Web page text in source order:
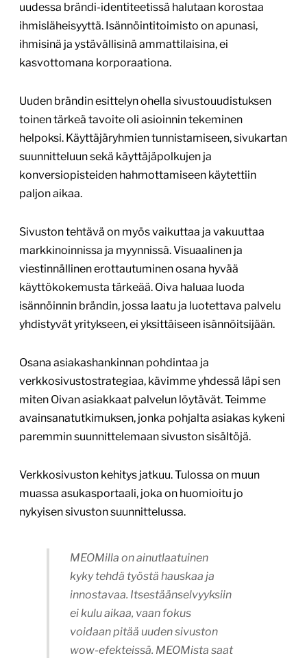
uudessa brändi-identiteetissä halutaan korostaa
ihmisläheisyyttä. Isännöintitoimisto on apunasi,
ihmisinä ja ystävällisinä ammattilaisina, ei
kasvottomana korporaationa.
Uuden brändin esittelyn ohella sivustouudistuksen
toinen tärkeä tavoite oli asioinnin tekeminen
helpoksi. Käyttäjäryhmien tunnistamiseen, sivukartan
suunnitteluun sekä käyttäjäpolkujen ja
konversiopisteiden hahmottamiseen käytettiin
paljon aikaa.
Sivuston tehtävä on myös vaikuttaa ja vakuuttaa
markkinoinnissa ja myynnissä. Visuaalinen ja
viestinnällinen erottautuminen osana hyvää
käyttökokemusta tärkeää. Oiva haluaa luoda
isännöinnin brändin, jossa laatu ja luotettava palvelu
yhdistyvät yritykseen, ei yksittäiseen isännöitsijään.
Osana asiakashankinnan pohdintaa ja
verkkosivustostrategiaa, kävimme yhdessä läpi sen
miten Oivan asiakkaat palvelun löytävät. Teimme
avainsanatutkimuksen, jonka pohjalta asiakas kykeni
paremmin suunnittelemaan sivuston sisältöjä.
Verkkosivuston kehitys jatkuu. Tulossa on muun
muassa asukasportaali, joka on huomioitu jo
nykyisen sivuston suunnittelussa.
MEOMilla on ainutlaatuinen
kyky tehdä työstä hauskaa ja
innostavaa. Itsestäänselvyyksiin
ei kulu aikaa, vaan fokus
voidaan pitää uuden sivuston
wow-efekteissä. MEOMista saat